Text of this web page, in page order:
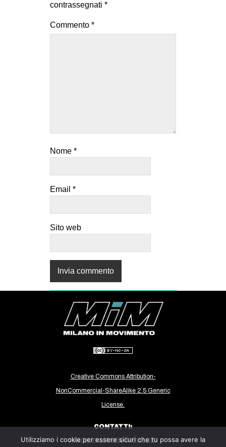
contrassegnati *
Commento *
Nome *
Email *
Sito web
Creative Commons Attribution-
NonCommercial-ShareAlike 2.5 Generic
License.
CONTATTI:
milanoinmovimento@gmail.com
Utilizziamo i cookie per essere sicuri che tu possa avere la